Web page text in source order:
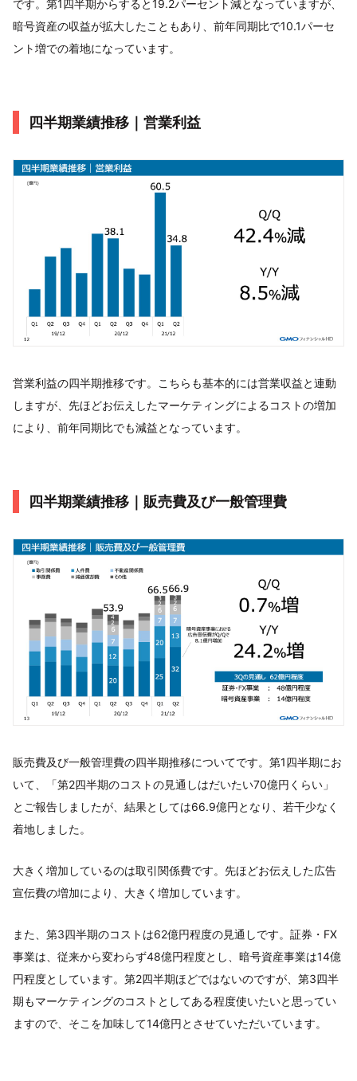
です。第1四半期からすると19.2パーセント減となっていますが、
暗号資産の収益が拡大したこともあり、前年同期比で10.1パーセ
ント増での着地になっています。
四半期業績推移｜営業利益
営業利益の四半期推移です。こちらも基本的には営業収益と連動
しますが、先ほどお伝えしたマーケティングによるコストの増加
により、前年同期比でも減益となっています。
四半期業績推移｜販売費及び一般管理費
販売費及び一般管理費の四半期推移についてです。第1四半期にお
いて、「第2四半期のコストの見通しはだいたい70億円くらい」
とご報告しましたが、結果としては66.9億円となり、若干少なく
着地しました。
大きく増加しているのは取引関係費です。先ほどお伝えした広告
宣伝費の増加により、大きく増加しています。
また、第3四半期のコストは62億円程度の見通しです。証券・FX
事業は、従来から変わらず48億円程度とし、暗号資産事業は14億
円程度としています。第2四半期ほどではないのですが、第3四半
期もマーケティングのコストとしてある程度使いたいと思ってい
ますので、そこを加味して14億円とさせていただいています。